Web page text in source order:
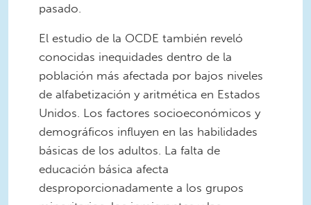
pasado.
El estudio de la OCDE también reveló
conocidas inequidades dentro de la
población más afectada por bajos niveles
de alfabetización y aritmética en Estados
Unidos. Los factores socioeconómicos y
demográficos influyen en las habilidades
básicas de los adultos. La falta de
educación básica afecta
desproporcionadamente a los grupos